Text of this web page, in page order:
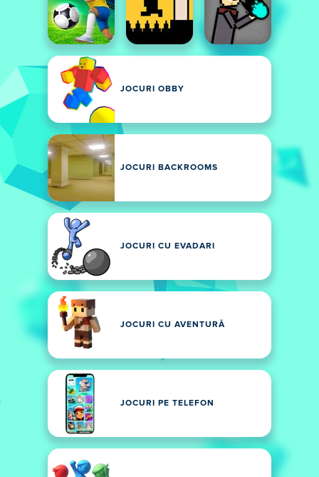
JOCURI OBBY
JOCURI BACKROOMS
JOCURI CU EVADARI
JOCURI CU AVENTURĂ
JOCURI PE TELEFON